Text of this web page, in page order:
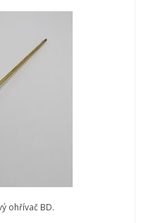
ohřívač BD.